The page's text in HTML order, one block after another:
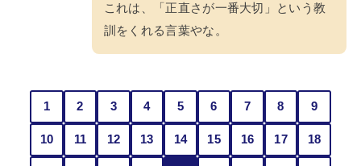
これは、「正直さが一番大切」という教
訓をくれる言葉やな。
1 2 3 4 5 6 7 8 9
10 11 12 13 14 15 16 17 18